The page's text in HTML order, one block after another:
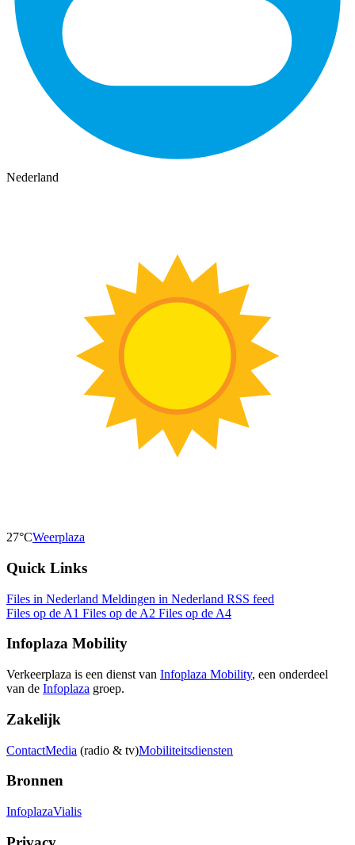
Nederland
27°CWeerplaza
Quick Links
Files in Nederland Meldingen in Nederland RSS feed
Files op de A1 Files op de A2 Files op de A4
Infoplaza Mobility
Verkeerplaza is een dienst van Infoplaza Mobility, een onderdeel
van de Infoplaza groep.
Zakelijk
ContactMedia (radio & tv)Mobiliteitsdiensten
Bronnen
InfoplazaVialis